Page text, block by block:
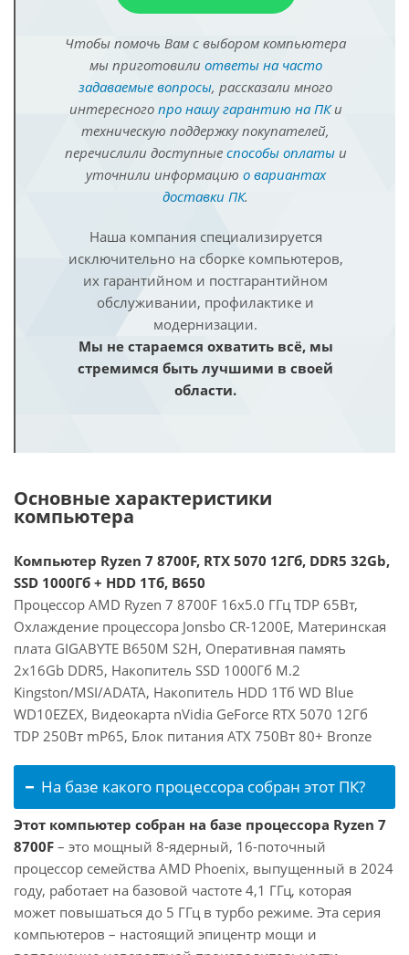
Чтобы помочь Вам с выбором компьютера
мы приготовили ответы на часто
задаваемые вопросы, рассказали много
интересного про нашу гарантию на ПКи
техническую поддержку покупателей,
перечислили доступные способы оплатыи
уточнили информацию о вариантах
доставки ПК.
Наша компания специализируется
исключительно на сборке компьютеров,
их гарантийном и постгарантийном
обслуживании, профилактике и
модернизации.
Мы не стараемся охватить всё, мы
стремимся быть лучшими в своей
области.
Основные характеристики
компьютера
Компьютер Ryzen 7 8700F, RTX 5070 12Гб, DDR5 32Gb,
SSD 1000Гб + HDD 1Тб, B650
Процессор AMD Ryzen 7 8700F 16x5.0 ГГц TDP 65Вт,
Охлаждение процессора Jonsbo CR-1200E, Материнская
плата GIGABYTE B650M S2H, Оперативная память
2x16Gb DDR5, Накопитель SSD 1000Гб M.2
Kingston/MSI/ADATA, Накопитель HDD 1Тб WD Blue
WD10EZEX, Видеокарта nVidia GeForce RTX 5070 12Гб
TDP 250Вт mP65, Блок питания ATX 750Вт 80+ Bronze
На базе какого процессора собран этот ПК?
Этот компьютер собран на базе процессора Ryzen 7
8700F – это мощный 8-ядерный, 16-поточный
процессор семейства AMD Phoenix, выпущенный в 2024
году, работает на базовой частоте 4,1 ГГц, которая
может повышаться до 5 ГГц в турбо режиме. Эта серия
компьютеров – настоящий эпицентр мощи и